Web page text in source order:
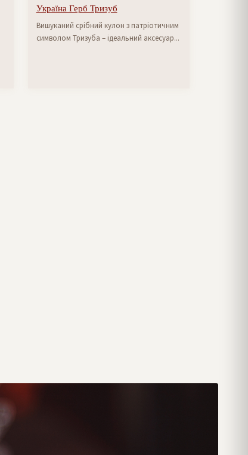
Україна Герб Тризуб
Вишуканий срібний кулон з патріотичним
символом Тризуба – ідеальний аксесуар...